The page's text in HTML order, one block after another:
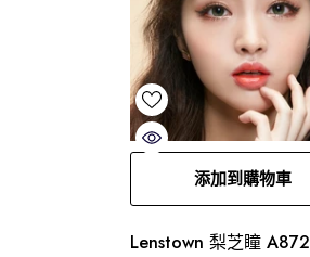
添加到購物車
Lenstown 梨芝瞳 A872